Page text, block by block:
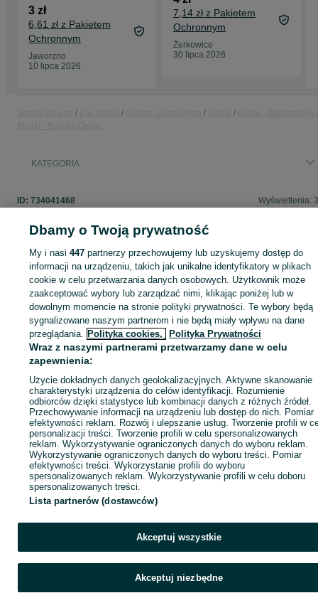
3 zł
6,61 zł z Pakietem
Ochronnym
Jaworzno
10 lipca 2026
7,14 zł z Pakietem
Ochronnym
Żerkowice
30 lipca 2026
KATEGORIA
ID: 734041468 Wyświetlenia:
Zaloguj się lub załóż konto na OLX, aby skontaktować się z
sprzedającym
Zaloguj się / Załóż konto
Dbamy o Twoją prywatność
My i nasi447 partnerzy przechowujemy lub uzyskujemy dostęp do
informacji na urządzeniu, takich jak unikalne identyfikatory w plikach
cookie w celu przetwarzania danych osobowych. Użytkownik może
zaakceptować wybory lub zarządzać nimi, klikając poniżej lub w
dowolnym momencie na stronie polityki prywatności. Te wybory będą
sygnalizowane naszym partnerom i nie będą miały wpływu na dane
przeglądania. Polityka cookies, Polityka Prywatności
Wraz z naszymi partnerami przetwarzamy dane w celu
zapewnienia:
Użycie dokładnych danych geolokalizacyjnych. Aktywne skanowanie
charakterystyki urządzenia do celów identyfikacji. Rozumienie
odbiorców dzięki statystyce lub kombinacji danych z różnych źródeł.
Przechowywanie informacji na urządzeniu lub dostęp do nich. Pomiar
efektywności reklam. Rozwój i ulepszanie usług. Tworzenie profili w
personalizacji treści. Tworzenie profili w celu spersonalizowanych
reklam. Wykorzystywanie ograniczonych danych do wyboru reklam.
Wykorzystywanie ograniczonych danych do wyboru treści. Pomiar
efektywności treści. Wykorzystanie profili do wyboru
spersonalizowanych reklam. Wykorzystywanie profili w celu doboru
spersonalizowanych treści.
Lista partnerów (dostawców)
Akceptuj wszystkie
Akceptuj niezbędne